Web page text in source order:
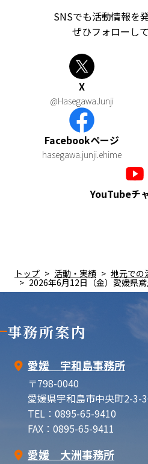
SNSでも活動情報を
ぜひフォローし
X
@HasegawaJunji
Facebookページ
hasegawa.junji.ehime
YouTubeチ
トップ 活動・実績 地元での
2026年6月12日（金）愛媛県
事務所案内
愛媛 宇和島事務所
〒798-0040
愛媛県宇和島市中央町2-3-
TEL：0895-65-9410
FAX：0895-65-9411
愛媛 大洲事務所